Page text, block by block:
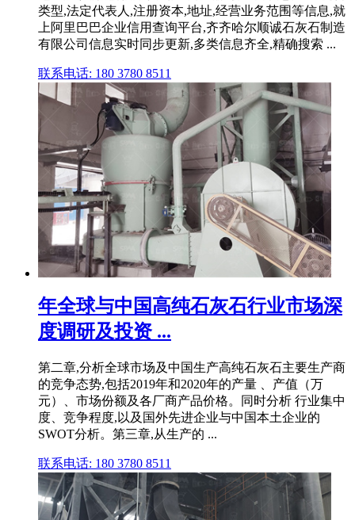
类型,法定代表人,注册资本,地址,经营业务范围等信息,就
上阿里巴巴企业信用查询平台,齐齐哈尔顺诚石灰石制造
有限公司信息实时同步更新,多类信息齐全,精确搜索 ...
联系电话: 180 3780 8511
年全球与中国高纯石灰石行业市场深
度调研及投资 ...
第二章,分析全球市场及中国生产高纯石灰石主要生产商
的竞争态势,包括2019年和2020年的产量 、产值（万
元）、市场份额及各厂商产品价格。同时分析 行业集中
度、竞争程度,以及国外先进企业与中国本土企业的
SWOT分析。第三章,从生产的 ...
联系电话: 180 3780 8511